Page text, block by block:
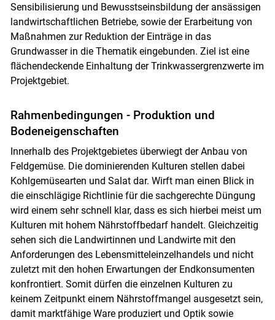
Sensibilisierung und Bewusstseinsbildung der ansässigen
landwirtschaftlichen Betriebe, sowie der Erarbeitung von
Maßnahmen zur Reduktion der Einträge in das
Grundwasser in die Thematik eingebunden. Ziel ist eine
flächendeckende Einhaltung der Trinkwassergrenzwerte im
Projektgebiet.
Rahmenbedingungen - Produktion und
Bodeneigenschaften
Innerhalb des Projektgebietes überwiegt der Anbau von
Feldgemüse. Die dominierenden Kulturen stellen dabei
Kohlgemüsearten und Salat dar. Wirft man einen Blick in
die einschlägige Richtlinie für die sachgerechte Düngung
wird einem sehr schnell klar, dass es sich hierbei meist um
Kulturen mit hohem Nährstoffbedarf handelt. Gleichzeitig
sehen sich die Landwirtinnen und Landwirte mit den
Anforderungen des Lebensmitteleinzelhandels und nicht
zuletzt mit den hohen Erwartungen der Endkonsumenten
konfrontiert. Somit dürfen die einzelnen Kulturen zu
keinem Zeitpunkt einem Nährstoffmangel ausgesetzt sein,
damit marktfähige Ware produziert und Optik sowie